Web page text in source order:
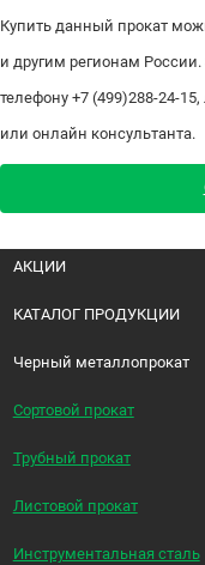
Купить данный прокат
и другим регионам
телефону +7 (499)288-24-
или онлайн консультанта.
АКЦИИ
КАТАЛОГ ПРОДУКЦИИ
Черный металлопрокат
Сортовой прокат
Трубный прокат
Листовой прокат
Инструментальная сталь